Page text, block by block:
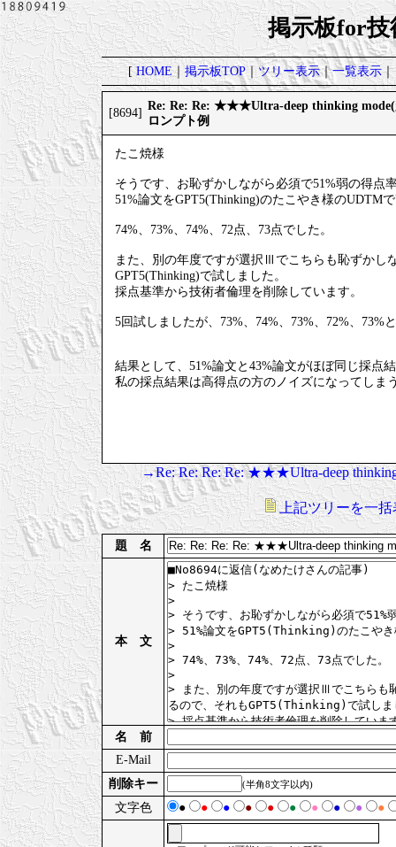
掲示板for技
[HOME｜掲示板TOP｜ツリー表示｜一覧表示｜
[8694]
Re: Re: Re: ★★★Ultra-deep thinking mode(
ロンプト例
たこ焼様
そうです、お恥ずかしながら必須で51%弱の得点
51%論文をGPT5(Thinking)のたこやき様のUDTM
74%、73%、74%、72点、73点でした。
また、別の年度ですが選択Ⅲでこちらも恥ずかし
GPT5(Thinking)で試しました。
採点基準から技術者倫理を削除しています。
5回試しましたが、73%、74%、73%、72%、73%
結果として、51%論文と43%論文がほぼ同じ採点
私の採点結果は高得点の方のノイズになってしま
→Re: Re: Re: Re: ★★★Ultra-deep
上記ツリーを一括
題 名
本 文
名 前
E-Mail
削除キー
(半角8文字以内)
文字色 ● ● ● ● ● ● ● ● ● ●